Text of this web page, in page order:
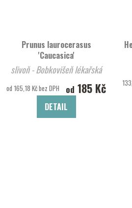
Prunus laurocerasus
'Caucasica'
slivoň - Bobkovišeň lékařská
od 165,18 Kč bez DPH od 185 Kč
DETAIL